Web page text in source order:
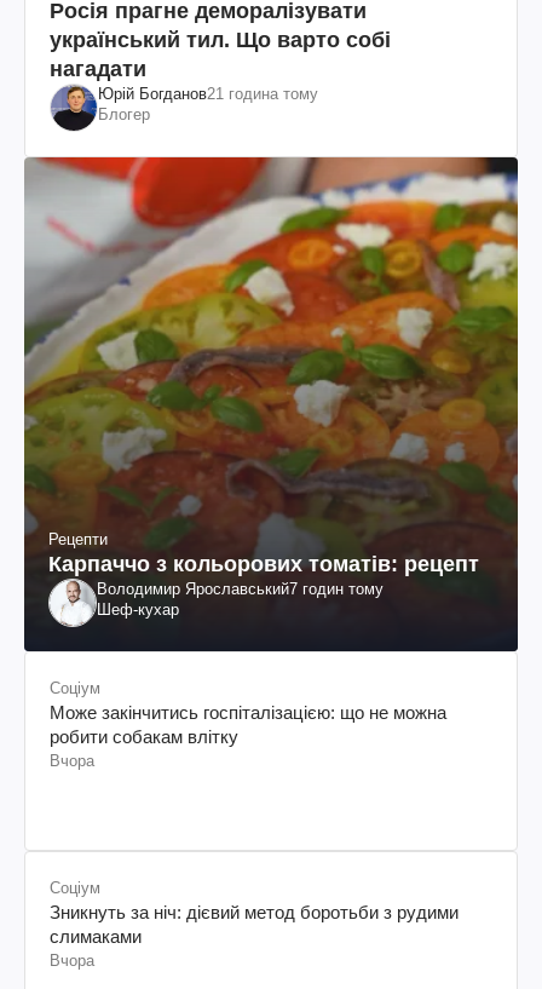
Росія прагне деморалізувати
український тил. Що варто собі
нагадати
Юрій Богданов21 година тому
Блогер
Рецепти
Карпаччо з кольорових томатів: рецепт
Володимир Ярославський7 годин тому
Шеф-кухар
Соціум
Може закінчитись госпіталізацією: що не можна
робити собакам влітку
Вчора
Соціум
Зникнуть за ніч: дієвий метод боротьби з рудими
слимаками
Вчора